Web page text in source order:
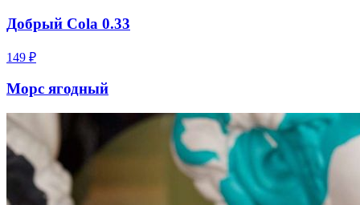
Добрый Cola 0.33
149 ₽
Морс ягодный